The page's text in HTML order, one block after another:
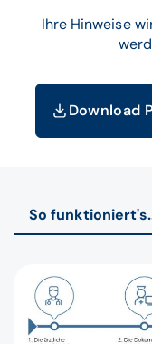
Ihre Hinweise
Download
So